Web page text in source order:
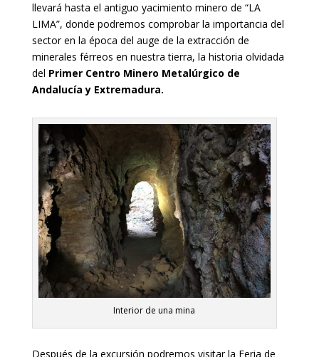
llevará hasta el antiguo yacimiento minero de “LA
LIMA”, donde podremos comprobar la importancia del
sector en la época del auge de la extracción de
minerales férreos en nuestra tierra, la historia olvidada
del Primer Centro Minero Metalúrgico de
Andalucía y Extremadura.
Interior de una mina
Después de la excursión podremos visitar la Feria de